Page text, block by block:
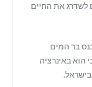
לשדרג את החיים
בר המים
הוא באינרציה